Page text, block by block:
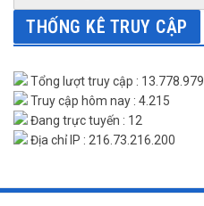
THỐNG KÊ TRUY CẬP
Tổng lượt truy cập : 13.778.979
Truy cập hôm nay : 4.215
Đang trực tuyến : 12
Địa chỉ IP : 216.73.216.200